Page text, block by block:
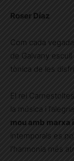
Roser Díaz
Com cada
de Galvany
tònica de les
El rei
la música i
mou amb marxa
intemporals es
l’harmonia més